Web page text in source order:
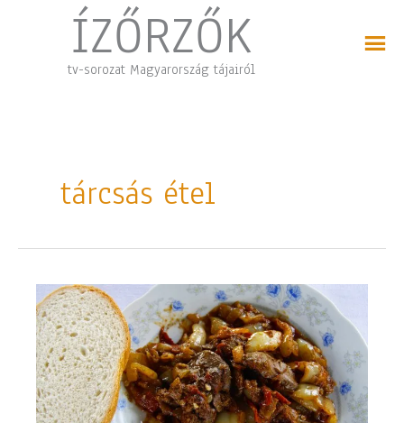
ÍZŐRZŐK
tv-sorozat Magyarország tájairól
tárcsás étel